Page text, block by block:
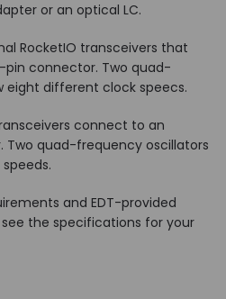
or an optical LC.
RocketIO transceivers that
connector. Two quad-
eight different clock speecs.
connect to an
quad-frequency oscillators
and EDT-provided
the specifications for your